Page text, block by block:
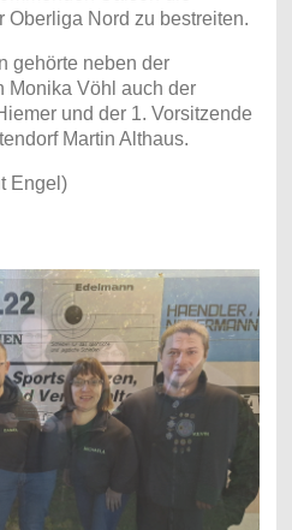
Oberliga Nord zu bestreiten.
gehörte neben der
Monika Vöhl auch der
und der 1. Vorsitzende
Martin Althaus.
Engel)